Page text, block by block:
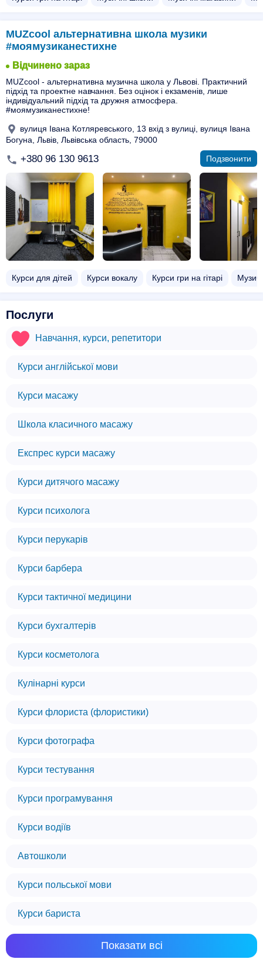
MUZcool альтернативна школа музики
#моямузиканестихне
Відчинено зараз
MUZcool - альтернативна музична школа у Львові. Практичний
підхід та проектне навчання. Без оцінок і екзаменів, лише
індивідуальний підхід та дружня атмосфера.
#моямузиканестихне!
вулиця Івана Котляревського, 13 вхід з вулиці, вулиця Івана
Богуна, Львів, Львівська область, 79000
+380 96 130 9613 Подзвонити
Курси для дітей Курси вокалу Курси гри на гітарі
Послуги
Навчання, курси, репетитори
Курси англійської мови
Курси масажу
Школа класичного масажу
Експрес курси масажу
Курси дитячого масажу
Курси психолога
Курси перукарів
Курси барбера
Курси тактичної медицини
Курси бухгалтерів
Курси косметолога
Кулінарні курси
Курси флориста (флористики)
Курси фотографа
Курси тестування
Курси програмування
Курси водіїв
Автошколи
Курси польської мови
Курси бариста
Показати всі